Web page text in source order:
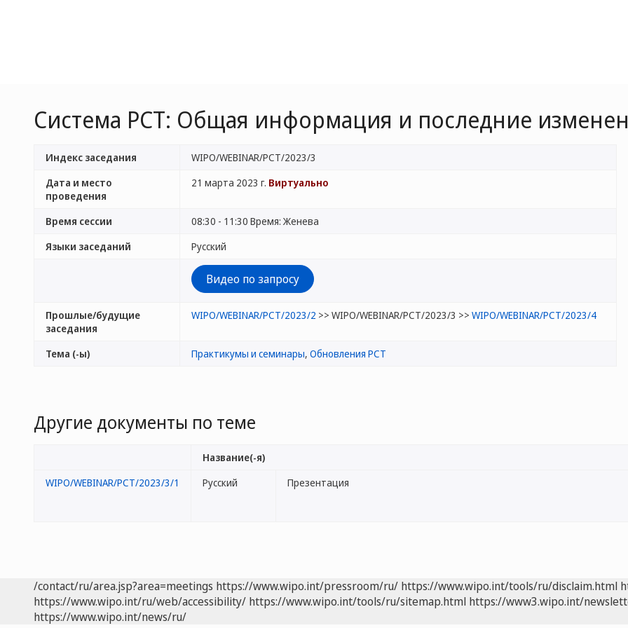
Система PCT: Общая информация и последние
Индекс заседания
WIPO/WEBINAR/PCT/2023/3
Дата и место
проведения
21 марта 2023 г. Виртуально
Время сессии
08:30 - 11:30 Время: Женева
Языки заседаний
Русский
Видео по запросу
Прошлые/будущие
заседания
WIPO/WEBINAR/PCT/2023/2 >> WIPO/WEBINAR/PCT/2023/3 >> WIPO/WEBINAR/PCT/2023/4
Тема (-ы) Практикумы и семинары, Обновления PCT
Другие документы по теме
Название(-я)
WIPO/WEBINAR/PCT/2023/3/1
Русский Презентация
/contact/ru/area.jsp?area=meetings https://www.wipo.int/pressroom/ru/ https://www.wipo.int/tools/ru/disclaim.html
https://www.wipo.int/ru/web/accessibility/ https://www.wipo.int/tools/ru/sitemap.html https://www3.wipo.int/
https://www.wipo.int/news/ru/